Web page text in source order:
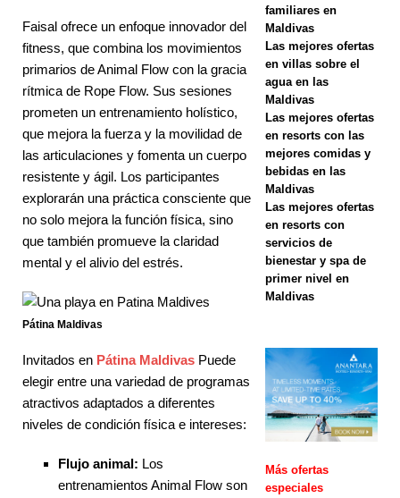
S
DE 5
ESTRELLAS
noviembre
Oferta del
Black Friday
en Dhawa
OFERTAS
ESPECIALE
[ 17 de
Faisal ofrece un enfoque innovador del
fitness, que combina los movimientos
primarios de Animal Flow con la gracia
rítmica de Rope Flow. Sus sesiones
prometen un entrenamiento holístico,
que mejora la fuerza y la movilidad de
las articulaciones y fomenta un cuerpo
resistente y ágil. Los participantes
explorarán una práctica consciente que
no solo mejora la función física, sino
que también promueve la claridad
mental y el alivio del estrés.
Pátina Maldivas
Invitados en Pátina Maldivas Puede
elegir entre una variedad de programas
atractivos adaptados a diferentes
niveles de condición física e intereses:
Flujo animal: Los
entrenamientos Animal Flow son
familiares en
Maldivas
Las mejores ofertas
en villas sobre el
agua en las
Maldivas
Las mejores ofertas
en resorts con las
mejores comidas y
bebidas en las
Maldivas
Las mejores ofertas
en resorts con
servicios de
bienestar y spa de
primer nivel en
Maldivas
Más ofertas
especiales